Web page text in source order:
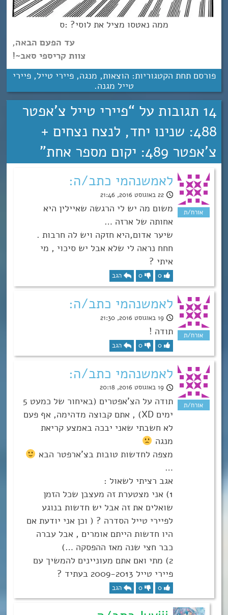
ממה נאטסו מציל את לוסי? :ס
עד הפעם הבאה,
צוות קריספי סאב~!
פורסם תחת הקטגוריות: הוצאות, מנגה,פיירי טייל,פיירי
טייל מגנה.
14 תגובות על “
פיירי טייל צ’אפטר
488: שנינו יחד, לנצח נצחים +
צ’אפטר 489: יקום מספר אחת
”
לאמשנהמי כתב/ה:
22 באוגוסט 2016, 21:46
משום מה יש לי הרגשה שאיילין היא
אחותה של ארזה …
שיער אדום,היא חזקה ויש לה חרבות .
חחח נראה לי שלא אבל יש סיכוי , מי
איתי ?
0
0 הגב
לאמשנהמי כתב/ה:
19 באוגוסט 2016, 21:30
תודה !
0
0 הגב
לאמשנהמי כתב/ה:
19 באוגוסט 2016, 20:18
תודה על הצ’אפטרים (באיחור של כמעט 5
ימים XD) , אתם קבוצה מדהימה, אף פעם
לא חשבתי שאני יבכה באמצע קריאת
מנגה
מצפה לחדשות טובות בצ’ארפטר הבא
…
אגב רציתי לשאול :
1) אני מצטערת זה מעצבן שכל הזמן
שואלים את זה אבל יש חדשות בנוגע
לפיירי טייל הסדרה ? ( וכן אני יודעת אם
היו חדשות הייתם אומרים , אבל עברה
כבר חצי שנה מאז ההפסקה …)
2) מתי ואם אתם מעוניינים להמשיך עם
פיירי טייל 2009-2013 בעתיד ?
0
0 הגב